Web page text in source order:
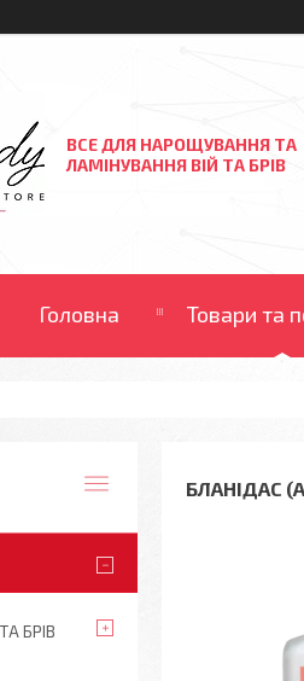
ВСЕ ДЛЯ НАРОЩУВАННЯ ТА
ЛАМІНУВАННЯ ВІЙ ТА БРІВ
Головна Товари та
БЛАНІДАС
БРІВ